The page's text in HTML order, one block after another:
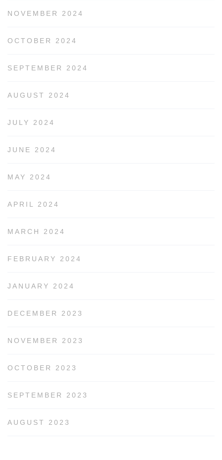
NOVEMBER 2024
OCTOBER 2024
SEPTEMBER 2024
AUGUST 2024
JULY 2024
JUNE 2024
MAY 2024
APRIL 2024
MARCH 2024
FEBRUARY 2024
JANUARY 2024
DECEMBER 2023
NOVEMBER 2023
OCTOBER 2023
SEPTEMBER 2023
AUGUST 2023